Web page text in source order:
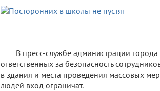
В пресс-службе администрации
ответственных за безопасность
в здания и места проведения массовых
людей вход ограничат.